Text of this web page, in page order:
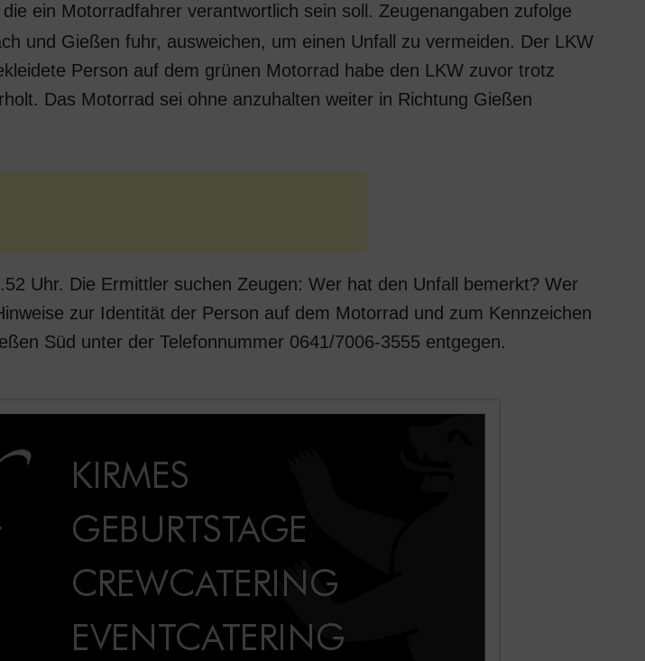
ein Motorradfahrer verantwortlich sein soll. Zeugenangaben zufolge
und Gießen fuhr, ausweichen, um einen Unfall zu vermeiden. Der LKW
Person auf dem grünen Motorrad habe den LKW zuvor trotz
Das Motorrad sei ohne anzuhalten weiter in Richtung Gießen
Uhr. Die Ermittler suchen Zeugen: Wer hat den Unfall bemerkt? Wer
zur Identität der Person auf dem Motorrad und zum Kennzeichen
Süd unter der Telefonnummer 0641/7006-3555 entgegen.